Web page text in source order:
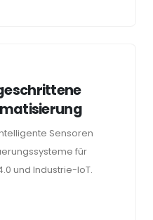
Sensoren
für
und Industrie-IoT.